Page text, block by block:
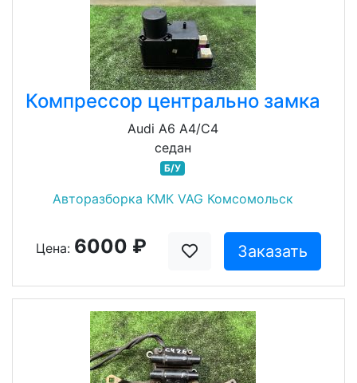
Компрессор центрально замка
Audi A6 A4/C4
седан
Б/У
Авторазборка КМК VAG Комсомольск
Цена: 6000 ₽ Заказать